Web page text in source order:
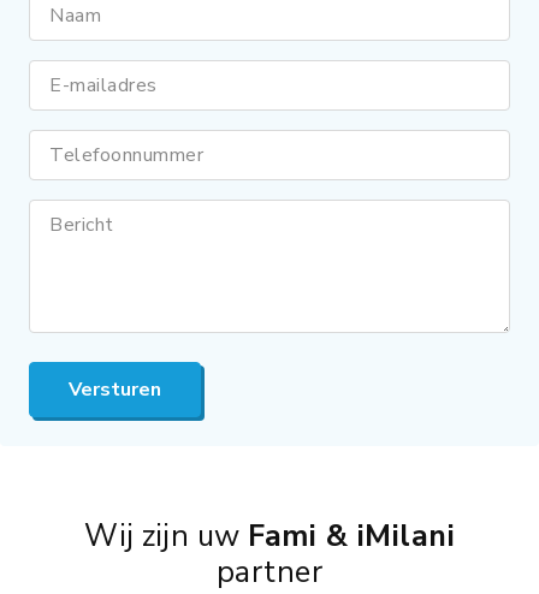
Naam
E-mailadres
Telefoonnummer
Bericht
Versturen
Wij zijn uw Fami & iMilani
partner